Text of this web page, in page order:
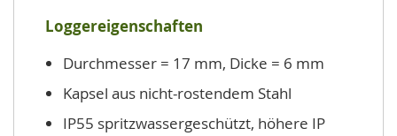
Loggereigenschaften
Durchmesser = 17 mm, Dicke = 6 mm
Kapsel aus nicht-rostendem Stahl
IP55 spritzwassergeschützt, höhere IP